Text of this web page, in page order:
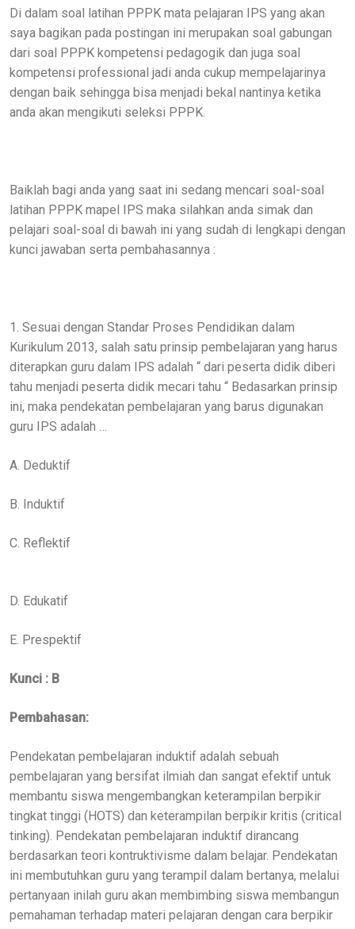
Di dalam soal latihan PPPK mata pelajaran IPS yang akan
saya bagikan pada postingan ini merupakan soal gabungan
dari soal PPPK kompetensi pedagogik dan juga soal
kompetensi professional jadi anda cukup mempelajarinya
dengan baik sehingga bisa menjadi bekal nantinya ketika
anda akan mengikuti seleksi PPPK.
Baiklah bagi anda yang saat ini sedang mencari soal-soal
latihan PPPK mapel IPS maka silahkan anda simak dan
pelajari soal-soal di bawah ini yang sudah di lengkapi dengan
kunci jawaban serta pembahasannya :
1. Sesuai dengan Standar Proses Pendidikan dalam
Kurikulum 2013, salah satu prinsip pembelajaran yang harus
diterapkan guru dalam IPS adalah “ dari peserta didik diberi
tahu menjadi peserta didik mecari tahu “ Bedasarkan prinsip
ini, maka pendekatan pembelajaran yang barus digunakan
guru IPS adalah …
A. Deduktif
B. Induktif
C. Reflektif
D. Edukatif
E. Prespektif
Kunci : B
Pembahasan:
Pendekatan pembelajaran induktif adalah sebuah
pembelajaran yang bersifat ilmiah dan sangat efektif untuk
membantu siswa mengembangkan keterampilan berpikir
tingkat tinggi (HOTS) dan keterampilan berpikir kritis (critical
tinking). Pendekatan pembelajaran induktif dirancang
berdasarkan teori kontruktivisme dalam belajar. Pendekatan
ini membutuhkan guru yang terampil dalam bertanya, melalui
pertanyaan inilah guru akan membimbing siswa membangun
pemahaman terhadap materi pelajaran dengan cara berpikir